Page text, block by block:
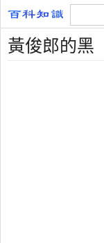
黃俊郎的黑